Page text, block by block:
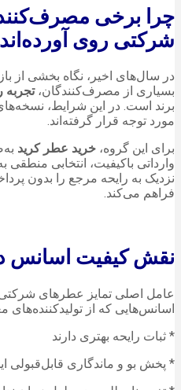
چرا برخی
شرکتی روی
در سال‌های اخیر، نگاه بخشی از
بسیاری از مصرف‌کنندگان،تجربه
برند است. در این شرایط،
مورد توجه قرار گرفته‌اند.
برای این گروه، خرید عطر کرید
وارداتی باکیفیت، انتخابی
نزدیک به رایحه مرجع را بدون
فراهم می‌کند.
نقش کیفیت اسانس
عامل اصلی تمایز عطرهای
اسانس‌هایی که از تولیدکننده‌های
* ثبات رایحه بهتری دارند
* پخش بو و ماندگاری قابل‌قبولی